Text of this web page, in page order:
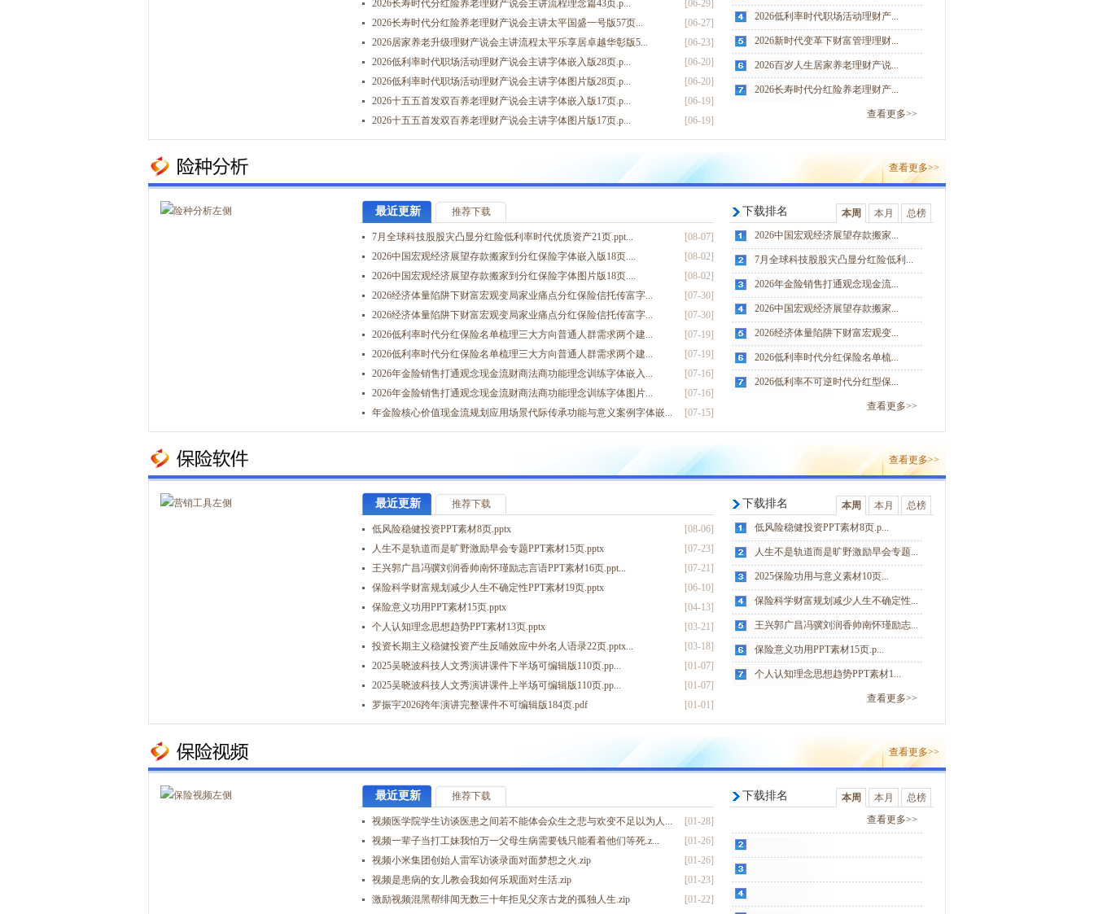
2026低利率时代职场活动理财产...
2026新时代变革下财富管理理财...
2026百岁人生居家养老理财产说...
2026长寿时代分红险养老理财产...
查看更多>>
[06-29]
2026长寿时代分红险养老理财产说会主讲流程理念篇43页.p...
[06-27]
2026长寿时代分红险养老理财产说会主讲太平国盛一号版57页...
[06-23]
2026居家养老升级理财产说会主讲流程太平乐享居卓越华彰版5...
[06-20]
2026低利率时代职场活动理财产说会主讲字体嵌入版28页.p...
[06-20]
2026低利率时代职场活动理财产说会主讲字体图片版28页.p...
[06-19]
2026十五五首发双百养老理财产说会主讲字体嵌入版17页.p...
[06-19]
2026十五五首发双百养老理财产说会主讲字体图片版17页.p...
[07-01]
[06-29]
2026长寿时代分红险养老理财产说会主讲流程理念篇43页.p...
2026年财富转存理财产说会主讲流程字体嵌入版15页.ppt...
[04-16]
2026资产配置VIP经营成果汇报活动主讲字体嵌入版33页....
查看更多>>
下载排名 本周 本月
总榜
2026中国宏观经济展望存款搬家...
7月全球科技股股灾凸显分红险低利...
2026年金险销售打通观念现金流...
2026中国宏观经济展望存款搬家...
2026经济体量陷阱下财富宏观变...
2026低利率时代分红保险名单梳...
2026低利率不可逆时代分红型保...
查看更多>>
最近更新 推荐下载
[08-07]
7月全球科技股股灾凸显分红险低利率时代优质资产21页.ppt...
[08-02]
2026中国宏观经济展望存款搬家到分红保险字体嵌入版18页....
[08-02]
2026中国宏观经济展望存款搬家到分红保险字体图片版18页....
[07-30]
2026经济体量陷阱下财富宏观变局家业痛点分红保险信托传富字...
[07-30]
2026经济体量陷阱下财富宏观变局家业痛点分红保险信托传富字...
[07-19]
2026低利率时代分红保险名单梳理三大方向普通人群需求两个建...
[07-19]
2026低利率时代分红保险名单梳理三大方向普通人群需求两个建...
[07-16]
2026年金险销售打通观念现金流财商法商功能理念训练字体嵌入...
[07-16]
2026年金险销售打通观念现金流财商法商功能理念训练字体图片...
[07-15]
年金险核心价值现金流规划应用场景代际传承功能与意义案例字体嵌...
[03-16]
2026穿越周期确定性力量分红保险理财观念篇字体嵌入版24页...
[12-15]
2026变局时代下分红险财富配置1.75底层逻辑保险发展趋势...
2026存量时代家庭财富管理分红险销售逻辑嵌入字体版37页....
[11-27]
2026十五五规划下创富机会市场前景投资分红险理念篇16页....
2026经济复苏下转换资产形式渠道分红险投资理念篇43页.p...
分红险成为国家行业客户三者意志统一保险理财观念嵌入字体18页...
2026两大时代下家庭风险财富规划解析与分红险配置策略嵌入字...
2025年低利率时代分红险销售市场环境行业前景32页.ppt...
查看更多>>
下载排名 本周 本月
总榜
低风险稳健投资PPT素材8页.p...
人生不是轨道而是旷野激励早会专题...
2025保险功用与意义素材10页...
保险科学财富规划减少人生不确定性...
王兴郭广昌冯骥刘润香帅南怀瑾励志...
保险意义功用PPT素材15页.p...
个人认知理念思想趋势PPT素材1...
查看更多>>
最近更新 推荐下载
[08-06]
低风险稳健投资PPT素材8页.pptx
[07-23]
人生不是轨道而是旷野激励早会专题PPT素材15页.pptx
[07-21]
王兴郭广昌冯骥刘润香帅南怀瑾励志言语PPT素材16页.ppt...
[06-10]
保险科学财富规划减少人生不确定性PPT素材19页.pptx
[04-13]
保险意义功用PPT素材15页.pptx
[03-21]
个人认知理念思想趋势PPT素材13页.pptx
[03-18]
投资长期主义稳健投资产生反哺效应中外名人语录22页.pptx...
[01-07]
2025吴晓波科技人文秀演讲课件下半场可编辑版110页.pp...
[01-07]
2025吴晓波科技人文秀演讲课件上半场可编辑版110页.pp...
[01-01]
罗振宇2026跨年演讲完整课件不可编辑版184页.pdf
[04-30]
[03-20]
2025保险功用与意义素材10页.pptx
罗振宇2025跨年演讲适合保险营销的素材可编辑22页.ppt...
[03-06]
红色工作概述暨工作计划PPT模板27页.pptx
营销工具培训数据分析与图标可视化制作70页.pptx
查看更多>>
下载排名 本周 本月
总榜
查看更多>>
最近更新 推荐下载
[01-28]
视频医学院学生访谈医患之间若不能体会众生之悲与欢变不足以为人...
[01-26]
视频一辈子当打工妹我怕万一父母生病需要钱只能看着他们等死.z...
[01-26]
视频小米集团创始人雷军访谈录面对面梦想之火.zip
[01-23]
视频是患病的女儿教会我如何乐观面对生活.zip
[01-22]
激励视频混黑帮绯闻无数三十年拒见父亲古龙的孤独人生.zip